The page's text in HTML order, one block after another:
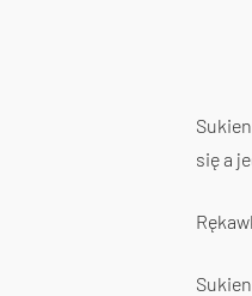
się a